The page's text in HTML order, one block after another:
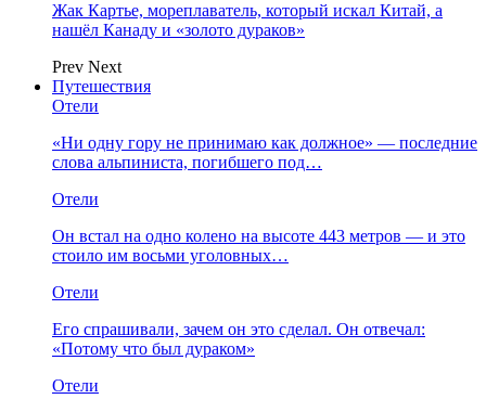
Жак Картье, мореплаватель, который искал Китай, а
нашёл Канаду и «золото дураков»
Prev Next
Путешествия
Отели
«Ни одну гору не принимаю как должное» — последние
слова альпиниста, погибшего под…
Отели
Он встал на одно колено на высоте 443 метров — и это
стоило им восьми уголовных…
Отели
Его спрашивали, зачем он это сделал. Он отвечал:
«Потому что был дураком»
Отели